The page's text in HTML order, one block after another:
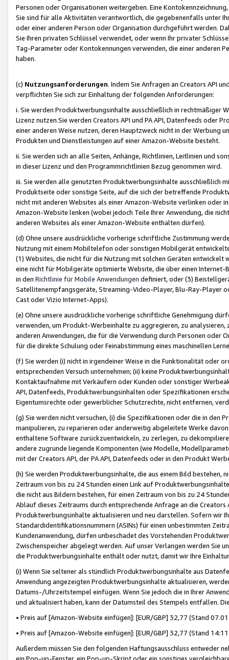
Personen oder Organisationen weitergeben. Eine
Sie sind für alle Aktivitäten verantwortlich, die gegebenenfalls unter
oder einer anderen Person oder Organisation durchgeführt werden.
Sie Ihren privaten Schlüssel verwendet, oder wenn Ihr privater
Tag-Parameter oder Kontokennungen verwenden, die einer anderen
haben.
(c) Nutzungsanforderungen. Indem Sie Anfragen an Creators API
verpflichten Sie sich zur Einhaltung der folgenden Anforderungen:
i. Sie werden Produktwerbungsinhalte ausschließlich in rechtmäßiger
Lizenz nutzen.Sie werden Creators API und PA API, Datenfeeds oder
einer anderen Weise nutzen, deren Hauptzweck nicht in der Werbung
Produkten und Dienstleistungen auf einer Amazon-Website besteht.
ii. Sie werden sich an alle Seiten, Anhänge, Richtlinien, Leitlinien und
in dieser Lizenz und den Programmrichtlinien Bezug genommen wird.
iii. Sie werden alle genutzten Produktwerbungsinhalte ausschließlich
Produktseite oder sonstige Seite, auf die sich der betreffende
nicht mit anderen Websites als einer Amazon-Website verlinken oder
Amazon-Website lenken (wobei jedoch Teile Ihrer Anwendung, die
anderen Websites als einer Amazon-Website enthalten dürfen).
(d) Ohne unsere ausdrückliche vorherige schriftliche Zustimmung
Nutzung mit einem Mobiltelefon oder sonstigen Mobilgerät
(1) Websites, die nicht für die Nutzung mit solchen Geräten
eine nicht für Mobilgeräte optimierte Website, die über einen
in den Richtlinie für Mobile Anwendungen definiert, oder (3)
Satellitenempfangsgeräte, Streaming-Video-Player, Blu-Ray-Player
Cast oder Vizio Internet-Apps).
(e) Ohne unsere ausdrückliche vorherige schriftliche Genehmigung
verwenden, um Produkt-Werbeinhalte zu aggregieren, zu
anderen Anwendungen, die für die Verwendung durch Personen
für die direkte Schulung oder Feinabstimmung eines maschinellen
(f) Sie werden (i) nicht in irgendeiner Weise in die Funktionalität oder
entsprechenden Versuch unternehmen; (ii) keine
Kontaktaufnahme mit Verkäufern oder Kunden oder sonstiger
API, Datenfeeds, Produktwerbungsinhalten oder Spezifikationen
Eigentumsrechte oder gewerblicher Schutzrechte, nicht entfernen,
(g) Sie werden nicht versuchen, (i) die Spezifikationen oder die in
manipulieren, zu reparieren oder anderweitig abgeleitete Werke
enthaltene Software zurückzuentwickeln, zu zerlegen, zu
andere zugrunde liegende Komponenten (wie Modelle,
mit der Creators API, der PA API, Datenfeeds oder in den Produkt
(h) Sie werden Produktwerbungsinhalte, die aus einem Bild bestehen,
Zeitraum von bis zu 24 Stunden einen Link auf
die nicht aus Bildern bestehen, für einen Zeitraum von bis zu 24
Ablauf dieses Zeitraums durch entsprechende Anfrage an die
Produktwerbungsinhalte aktualisieren und neu darstellen. Sofern wir
Standardidentifikationsnummern (ASINs) für einen unbestimmten
Kundenanwendung, dürfen unbeschadet des Vorstehenden
Zwischenspeicher abgelegt werden. Auf unser Verlangen werden Sie
die Produktwerbungsinhalte enthält oder nutzt, damit wir Ihre
(i) Wenn Sie seltener als stündlich Produktwerbungsinhalte aus
Anwendung angezeigten Produktwerbungsinhalte aktualisieren,
Datums-/Uhrzeitstempel einfügen. Wenn Sie jedoch die in Ihrer
und aktualisiert haben, kann der Datumsteil des Stempels entfallen.
• Preis auf [Amazon-Website einfügen]: [EUR/GBP] 32,77 (Stand
• Preis auf [Amazon-Website einfügen]: [EUR/GBP] 32,77 (Stand
Außerdem müssen Sie den folgenden Haftungsausschluss entweder
ein Pop-up-Fenster, ein Pop-up-Skript oder ein sonstiges